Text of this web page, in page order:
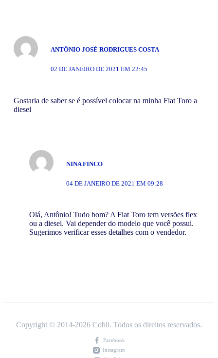
ANTÔNIO JOSÉ RODRIGUES COSTA
02 DE JANEIRO DE 2021 EM 22:45
Gostaria de saber se é possível colocar na minha Fiat Toro a
diesel
NINA FINCO
04 DE JANEIRO DE 2021 EM 09:28
Olá, Antônio! Tudo bom? A Fiat Toro tem versões flex
ou a diesel. Vai depender do modelo que você possui.
Sugerimos verificar esses detalhes com o vendedor.
Copyright © 2014-2026 Cobli. Todos os direitos reservados.
Facebook
Instagram